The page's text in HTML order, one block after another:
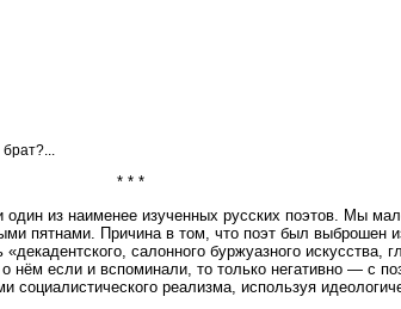
* * *
из наименее изученных русских поэтов. Мы
пятнами. Причина в том, что поэт был выброшен
салонного буржуазного искусства,
нём если и вспоминали, то только негативно — с
социалистического реализма, используя